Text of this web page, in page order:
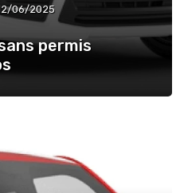
06/2025
permis